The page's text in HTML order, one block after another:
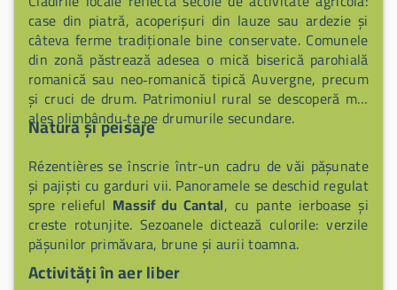
case din piatră, acoperișuri din lauze sau ardezie și
câteva ferme tradiționale bine conservate. Comunele
din zonă păstrează adesea o mică biserică parohială
romanică sau neo‑romanică tipică Auvergne, precum
și cruci de drum. Patrimoniul rural se descoperă mai
ales plimbându‑te pe drumurile secundare.
Natură și peisaje
Rézentières se înscrie într-un cadru de văi pășunate
și pajiști cu garduri vii. Panoramele se deschid regulat
spre relieful Massif du Cantal, cu pante ierboase și
creste rotunjite. Sezoanele dictează culorile: verzile
pășunilor primăvara, brune și aurii toamna.
Activități în aer liber